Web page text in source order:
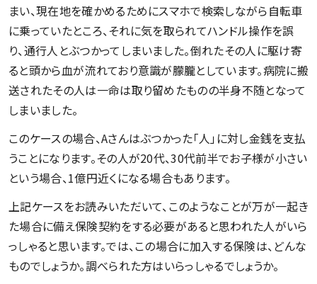
まい、現在地を確かめるためにスマホで検索しながら自転車
に乗っていたところ、それに気を取られてハンドル操作を誤
り、通行人とぶつかってしまいました。倒れたその人に駆け寄
ると頭から血が流れており意識が朦朧としています。病院に搬
送されたその人は一命は取り留めたものの半身不随となって
しまいました。
このケースの場合、Aさんはぶつかった「人」に対し金銭を支払
うことになります。その人が20代、30代前半でお子様が小さい
という場合、1億円近くになる場合もあります。
上記ケースをお読みいただいて、このようなことが万が一起き
た場合に備え保険契約をする必要があると思われた人がいら
っしゃると思います。では、この場合に加入する保険は、どんな
ものでしょうか。調べられた方はいらっしゃるでしょうか。